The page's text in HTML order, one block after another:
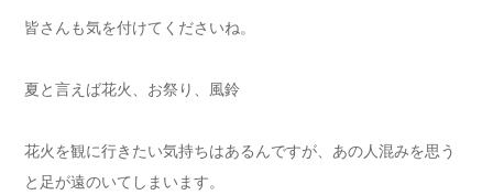
皆さんも気を付けてくださいね。
夏と言えば花火、お祭り、風鈴
花火を観に行きたい気持ちはあるんですが、あの人混みを思う
と足が遠のいてしまいます。